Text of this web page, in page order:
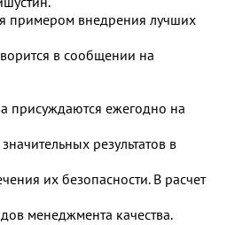
примером внедрения лучших
в сообщении на
присуждаются ежегодно на
результатов в
их безопасности. В расчет
менеджмента качества.